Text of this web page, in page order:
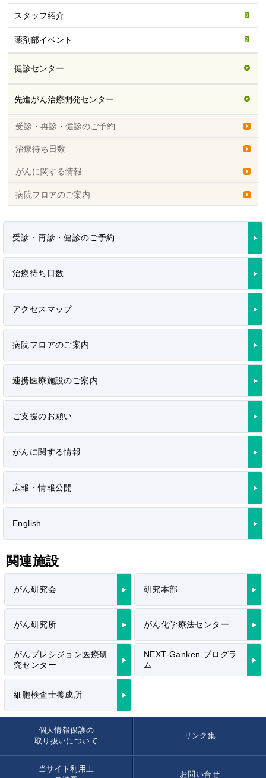
スタッフ紹介
薬剤部イベント
健診センター
先進がん治療開発センター
受診・再診・健診のご予約
治療待ち日数
がんに関する情報
病院フロアのご案内
受診・再診・健診のご予約
治療待ち日数
アクセスマップ
病院フロアのご案内
連携医療施設のご案内
ご支援のお願い
がんに関する情報
広報・情報公開
English
関連施設
がん研究会 研究本部
がん研究所 がん化学療法センター
がんプレシジョン医療研
究センター
NEXT-Ganken プログラ
ム
細胞検査士養成所
個人情報保護の
取り扱いについて
リンク集
当サイト利用上
お問い合せ